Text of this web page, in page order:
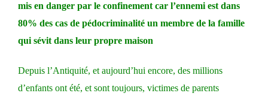
mis en danger par le confinement car l’ennemi est dans
80% des cas de pédocriminalité un membre de la famille
qui sévit dans leur propre maison
Depuis l’Antiquité, et aujourd’hui encore, des millions
d’enfants ont été, et sont toujours, victimes de parents